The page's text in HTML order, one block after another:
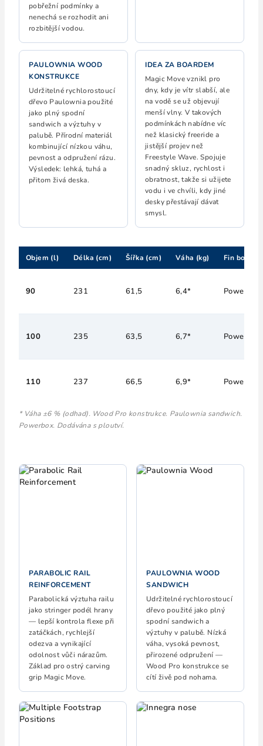
pobřežní podmínky a
nenechá se rozhodit ani
rozbitější vodou.
PAULOWNIA WOOD
KONSTRUKCE
Udržitelné rychlorostoucí
dřevo Paulownia použité
jako plný spodní
sandwich a výztuhy v
palubě. Přírodní materiál
kombinující nízkou váhu,
pevnost a odpružení rázu.
Výsledek: lehká, tuhá a
přitom živá deska.
IDEA ZA BOARDEM
Magic Move vznikl pro
dny, kdy je vítr slabší, ale
na vodě se už objevují
menší vlny. V takových
podmínkách nabídne víc
než klasický freeride a
jistější projev než
Freestyle Wave. Spojuje
snadný skluz, rychlost i
obratnost, takže si užijete
vodu i ve chvíli, kdy jiné
desky přestávají dávat
smysl.
Objem (l) Délka (cm) Šířka (cm) Váha (kg) Fin box
90 231 61,5 6,4* Powerbox
100 235 63,5 6,7* Powerbox
110 237 66,5 6,9* Powerbox
* Váha ±6 % (odhad). Wood Pro konstrukce. Paulownia sandwich.
Powerbox. Dodávána s ploutví.
PARABOLIC RAIL
REINFORCEMENT
Parabolická výztuha railu
jako stringer podél hrany
— lepší kontrola flexe při
zatáčkách, rychlejší
odezva a vynikající
odolnost vůči nárazům.
Základ pro ostrý carving
grip Magic Move.
PAULOWNIA WOOD
SANDWICH
Udržitelné rychlorostoucí
dřevo použité jako plný
spodní sandwich a
výztuhy v palubě. Nízká
váha, vysoká pevnost,
přirozené odpružení —
Wood Pro konstrukce se
cítí živě pod nohama.